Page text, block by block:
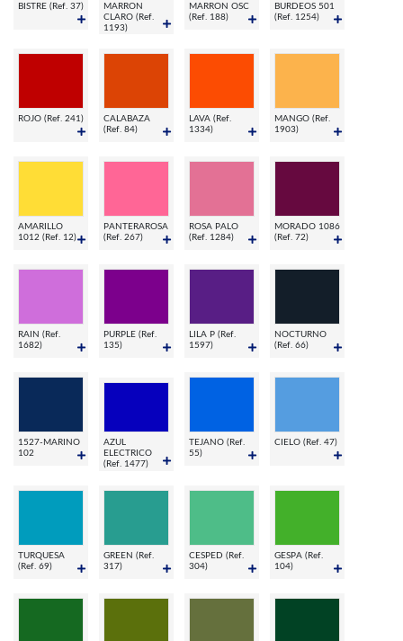
BISTRE (Ref. 37)
MARRON
CLARO (Ref.
1193)
MARRON OSC
(Ref. 188)
BURDEOS 501
(Ref. 1254)
ROJO (Ref. 241)
CALABAZA
(Ref. 84)
LAVA (Ref.
1334)
MANGO (Ref.
1903)
AMARILLO
1012 (Ref. 12)
PANTERAROSA
(Ref. 267)
ROSA PALO
(Ref. 1284)
MORADO 1086
(Ref. 72)
RAIN (Ref.
1682)
PURPLE (Ref.
135)
LILA P (Ref.
1597)
NOCTURNO
(Ref. 66)
1527-MARINO
102
AZUL
ELECTRICO
(Ref. 1477)
TEJANO (Ref.
55)
CIELO (Ref. 47)
TURQUESA
(Ref. 69)
GREEN (Ref.
317)
CESPED (Ref.
304)
GESPA (Ref.
104)